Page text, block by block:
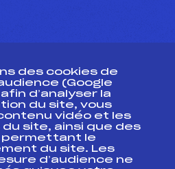
fédéral
des cookies de
(Google
d’analyser la
du site, vous
vidéo et les
site, ainsi que des
permettant le
du site. Les
d’audience ne